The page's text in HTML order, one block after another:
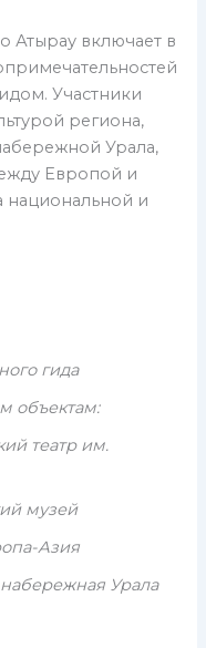
Атырау включает в
Участники
региона,
Урала,
Европой и
национальной и
гида
объектам:
театр им.
музей
Азия
Урала